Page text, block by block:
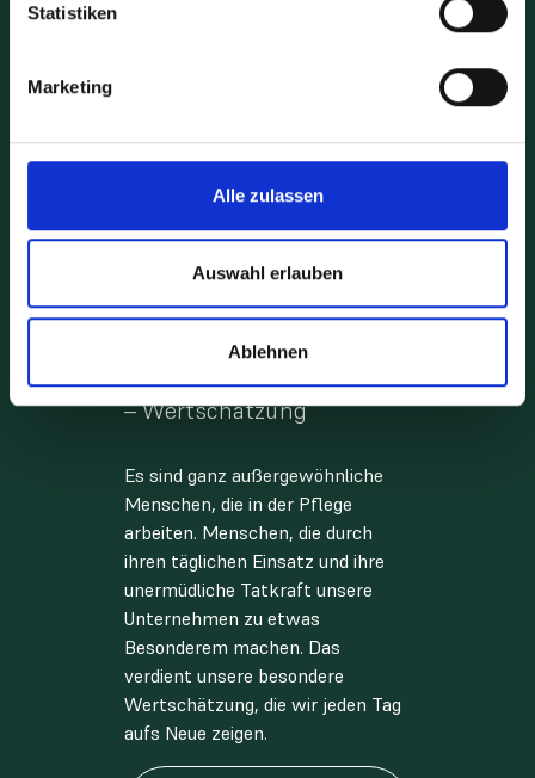
Statistiken
Marketing
Alle zulassen
Auswahl erlauben
Ablehnen
KARRIERE
So viel mehr als nur Pflege
– Wertschätzung
Es sind ganz außergewöhnliche
Menschen, die in der Pflege
arbeiten. Menschen, die durch
ihren täglichen Einsatz und ihre
unermüdliche Tatkraft unsere
Unternehmen zu etwas
Besonderem machen. Das
verdient unsere besondere
Wertschätzung, die wir jeden Tag
aufs Neue zeigen.